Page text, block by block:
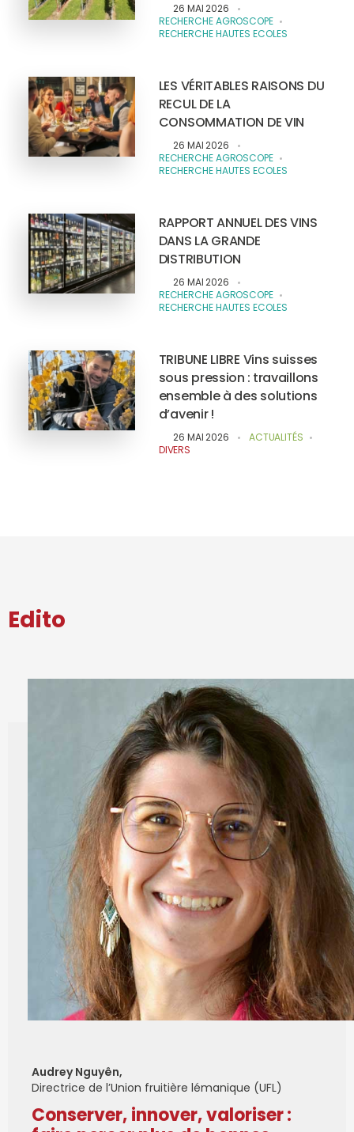
26 MAI 2026
RECHERCHE AGROSCOPE
RECHERCHE HAUTES ECOLES
LES VÉRITABLES RAISONS DU
RECUL DE LA
CONSOMMATION DE VIN
26 MAI 2026
RECHERCHE AGROSCOPE
RECHERCHE HAUTES ECOLES
RAPPORT ANNUEL DES VINS
DANS LA GRANDE
DISTRIBUTION
26 MAI 2026
RECHERCHE AGROSCOPE
RECHERCHE HAUTES ECOLES
TRIBUNE LIBRE Vins suisses
sous pression : travaillons
ensemble à des solutions
d’avenir !
26 MAI 2026
ACTUALITÉS
DIVERS
Edito
Audrey Nguyên,
Directrice de l’Union fruitière lémanique (UFL)
Conserver, innover, valoriser :